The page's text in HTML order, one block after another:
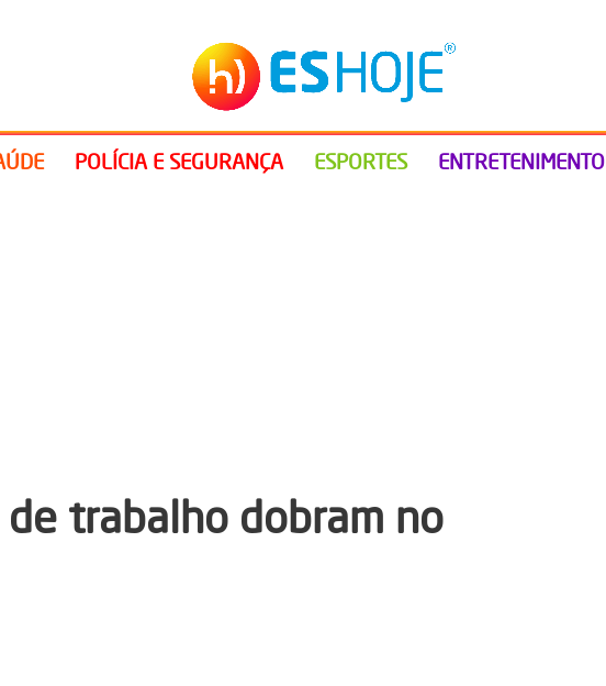
POLÍCIA E SEGURANÇA ESPORTES ENTRETENIMENTO
trabalho dobram no